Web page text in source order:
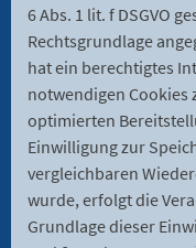
6 Abs. 1 lit. f DSGVO
Rechtsgrundlage
hat ein berechtigtes
notwendigen
optimierten
Einwilligung zur
vergleichbaren
wurde, erfolgt die
Grundlage dieser